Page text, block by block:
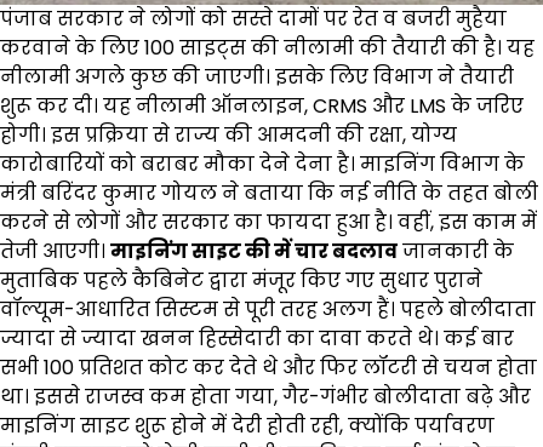
पंजाब सरकार ने लोगों को सस्ते दामों पर रेत व बजरी मुहैया
करवाने के लिए 100 साइट्स की नीलामी की तैयारी की है। यह
नीलामी अगले कुछ की जाएगी। इसके लिए विभाग ने तैयारी
शुरू कर दी। यह नीलामी ऑनलाइन, CRMS और LMS के जरिए
होगी। इस प्रक्रिया से राज्य की आमदनी की रक्षा, योग्य
कारोबारियों को बराबर मौका देने देना है। माइनिंग विभाग के
मंत्री बरिंदर कुमार गोयल ने बताया कि नई नीति के तहत बोली
करने से लोगों और सरकार का फायदा हुआ है। वहीं, इस काम में
तेजी आएगी। माइनिंग साइट की में चार बदलावजानकारी के
मुताबिक पहले कैबिनेट द्वारा मंजूर किए गए सुधार पुराने
वॉल्यूम-आधारित सिस्टम से पूरी तरह अलग हैं। पहले बोलीदाता
ज्यादा से ज्यादा खनन हिस्सेदारी का दावा करते थे। कई बार
सभी 100 प्रतिशत कोट कर देते थे और फिर लॉटरी से चयन होता
था। इससे राजस्व कम होता गया, गैर-गंभीर बोलीदाता बढ़े और
माइनिंग साइट शुरू होने में देरी होती रही, क्योंकि पर्यावरण